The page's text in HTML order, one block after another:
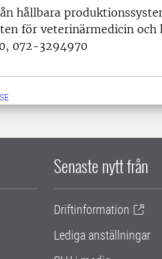
hållbara
för veterinärmedicin och
072-3294970
Senaste nytt från
Driftinformation
Lediga anställningar